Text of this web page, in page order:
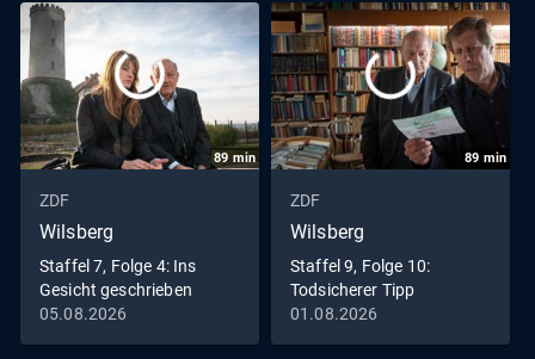
89 min
ZDF
Wilsberg
Staffel 7, Folge 4: Ins
Gesicht geschrieben
05.08.2026
89 min
ZDF
Wilsberg
Staffel 9, Folge 10:
Todsicherer Tipp
01.08.2026